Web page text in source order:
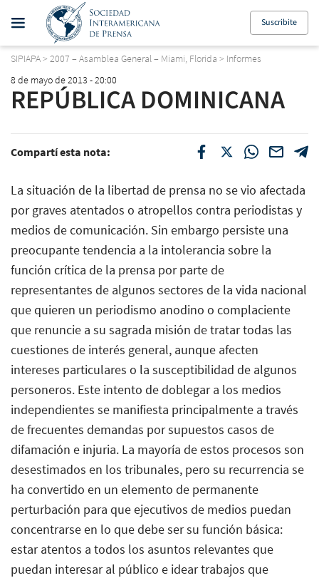
Suscribite
SIPIAPA> 2007 – Asamblea General – Miami, Florida > Informes
8 de mayo de 2013 - 20:00
REPÚBLICA DOMINICANA
Compartí esta nota:
La situación de la libertad de prensa no se vio afectada
por graves atentados o atropellos contra periodistas y
medios de comunicación. Sin embargo persiste una
preocupante tendencia a la intolerancia sobre la
función crítica de la prensa por parte de
representantes de algunos sectores de la vida nacional
que quieren un periodismo anodino o complaciente
que renuncie a su sagrada misión de tratar todas las
cuestiones de interés general, aunque afecten
intereses particulares o la susceptibilidad de algunos
personeros. Este intento de doblegar a los medios
independientes se manifiesta principalmente a través
de frecuentes demandas por supuestos casos de
difamación e injuria. La mayoría de estos procesos son
desestimados en los tribunales, pero su recurrencia se
ha convertido en un elemento de permanente
perturbación para que ejecutivos de medios puedan
concentrarse en lo que debe ser su función básica:
estar atentos a todos los asuntos relevantes que
puedan interesar al público e idear trabajos que